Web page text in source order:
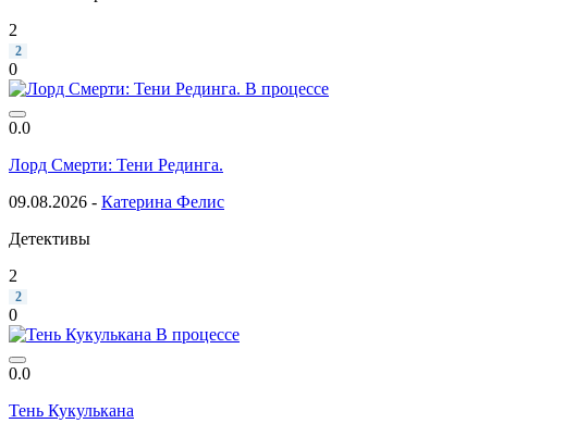
2
2
0
В процессе
0.0
Лорд Смерти: Тени Рединга.
09.08.2026 - Катерина Фелис
Детективы
2
2
0
В процессе
0.0
Тень Кукулькана